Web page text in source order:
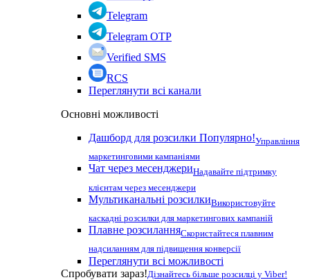
Telegram
Telegram OTP
Verified SMS
RCS
Переглянути всі канали
Основні можливості
Дашборд для розсилки Популярно!Управління
маркетинговими кампаніями
Чат через месенджериНадавайте підтримку
клієнтам через месенджери
Мультиканальні розсилкиВикористовуйте
каскадні розсилки для маркетингових кампаній
Плавне розсиланняСкористайтеся плавним
надсиланням для підвищення конверсії
Переглянути всі можливості
Спробувати зараз!Дізнайтесь більше розсилці у Viber!